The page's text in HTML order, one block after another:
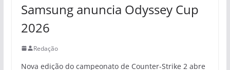
Samsung anuncia Odyssey Cup
2026
Redação
Nova edição do campeonato de Counter-Strike 2 abre